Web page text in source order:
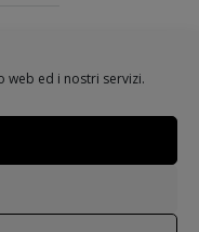
web ed i nostri servizi.